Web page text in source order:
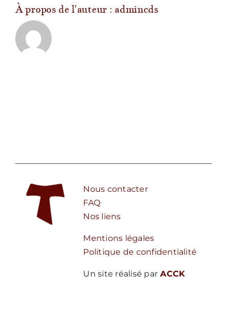
À propos de l'auteur : admincds
Nous contacter
FAQ
Nos liens
Mentions légales
Politique de confidentialité
Un site réalisé par ACCK